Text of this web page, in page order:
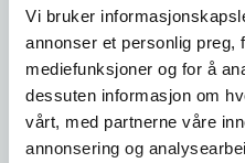
Vi bruker
annonser et personlig preg,
mediefunksjoner og for å
dessuten informasjon om
vårt, med partnerne våre
annonsering og